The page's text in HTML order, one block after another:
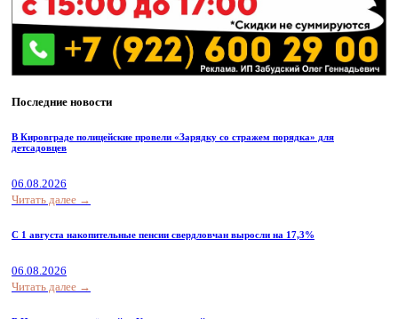
Последние новости
В Кировграде полицейские провели «Зарядку со стражем порядка» для
детсадовцев
06.08.2026
Читать далее →
С 1 августа накопительные пенсии свердловчан выросли на 17,3%
06.08.2026
Читать далее →